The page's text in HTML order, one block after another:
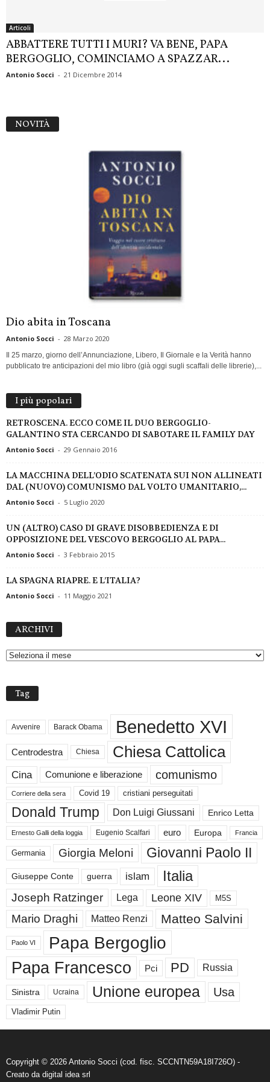
Articoli
ABBATTERE TUTTI I MURI? VA BENE, PAPA
BERGOGLIO, COMINCIAMO A SPAZZAR...
Antonio Socci - 21 Dicembre 2014
NOVITÀ
Dio abita in Toscana
Antonio Socci - 28 Marzo 2020
Il 25 marzo, giorno dell’Annunciazione, Libero, Il Giornale e la Verità hanno
pubblicato tre anticipazioni del mio libro (già oggi sugli scaffali delle librerie),...
I più popolari
RETROSCENA. ECCO COME IL DUO BERGOGLIO-
GALANTINO STA CERCANDO DI SABOTARE IL FAMILY DAY
Antonio Socci - 29 Gennaio 2016
LA MACCHINA DELL’ODIO SCATENATA SUI NON ALLINEATI
DAL (NUOVO) COMUNISMO DAL VOLTO UMANITARIO,...
Antonio Socci - 5 Luglio 2020
UN (ALTRO) CASO DI GRAVE DISOBBEDIENZA E DI
OPPOSIZIONE DEL VESCOVO BERGOGLIO AL PAPA...
Antonio Socci - 3 Febbraio 2015
LA SPAGNA RIAPRE. E L’ITALIA?
Antonio Socci - 11 Maggio 2021
ARCHIVI
H
Tag
Avvenire Barack Obama Benedetto XVI
Centrodestra Chiesa Chiesa Cattolica
Cina Comunione e liberazione comunismo
Corriere della sera Covid 19 cristiani perseguitati
Donald Trump Don Luigi Giussani Enrico Letta
Ernesto Galli della loggia Eugenio Scalfari euro Europa Francia
Germania Giorgia Meloni Giovanni Paolo II
Giuseppe Conte guerra islam Italia
Joseph Ratzinger Lega Leone XIV M5S
Mario Draghi Matteo Renzi Matteo Salvini
Paolo VI Papa Bergoglio
Papa Francesco Pci PD Russia
Sinistra Ucraina Unione europea Usa
Vladimir Putin
Copyright © 2026 Antonio Socci (cod. fisc. SCCNTN59A18I726O) -
Creato da digital idea srl